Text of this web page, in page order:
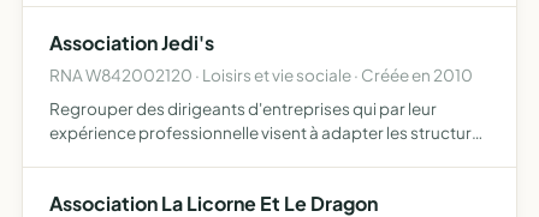
Association Jedi's
RNA W842002120 · Loisirs et vie sociale · Créée en 2010
Regrouper des dirigeants d'entreprises qui par leur
expérience professionnelle visent à adapter les structures
Association La Licorne Et Le Dragon